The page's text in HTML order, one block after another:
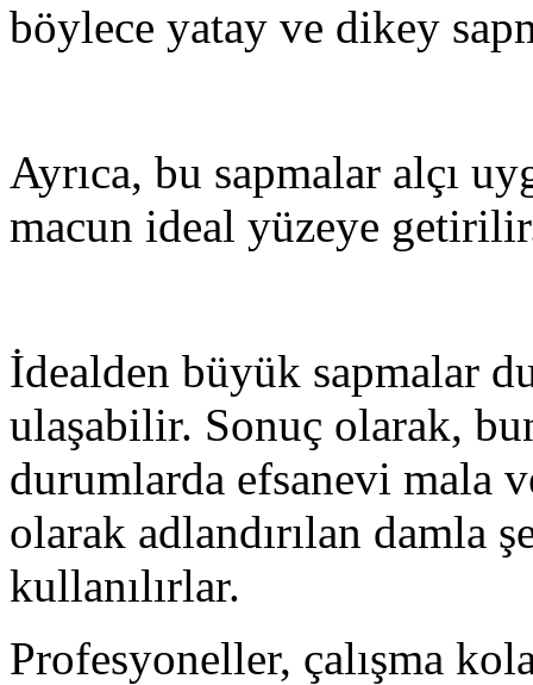
böylece yatay ve dikey
Ayrıca, bu sapmalar alçı
macun ideal yüzeye
İdealden büyük sapmalar
ulaşabilir. Sonuç olarak,
durumlarda efsanevi mala
olarak adlandırılan damla
kullanılırlar.
Profesyoneller, çalışma